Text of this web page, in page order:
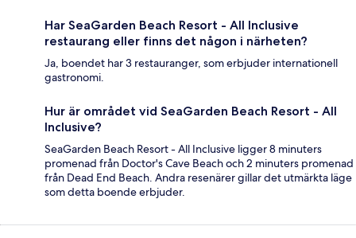
Har SeaGarden Beach Resort - All Inclusive
restaurang eller finns det någon i närheten?
Ja, boendet har 3 restauranger, som erbjuder internationell
gastronomi.
Hur är området vid SeaGarden Beach Resort - All
Inclusive?
SeaGarden Beach Resort - All Inclusive ligger 8 minuters
promenad från Doctor's Cave Beach och 2 minuters promenad
från Dead End Beach. Andra resenärer gillar det utmärkta läge
som detta boende erbjuder.